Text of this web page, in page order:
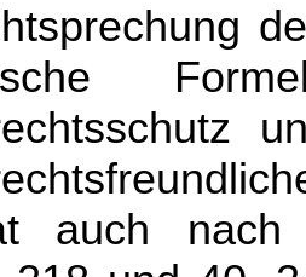
auch nach